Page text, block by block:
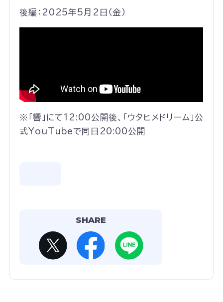
後編：2025年5月2日（金）
※「響」にて12:00公開後、「ウタヒメドリーム」公
式YouTubeで同日20:00公開
SHARE